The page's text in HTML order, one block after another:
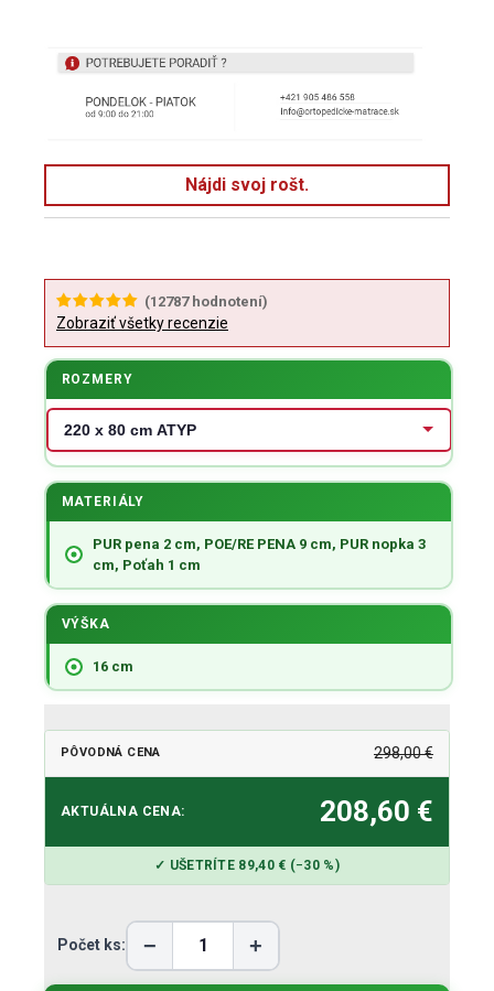
Nájdi svoj rošt.
(12787hodnotení)
Zobraziť všetky recenzie
ROZMERY
MATERIÁLY
PUR pena 2 cm, POE/RE PENA 9 cm, PUR nopka 3
cm, Poťah 1 cm
VÝŠKA
16 cm
PÔVODNÁ CENA 298,00 €
AKTUÁLNA CENA: 208,60 €
✓ UŠETRÍTE 89,40 € (−30 %)
Počet ks: − +